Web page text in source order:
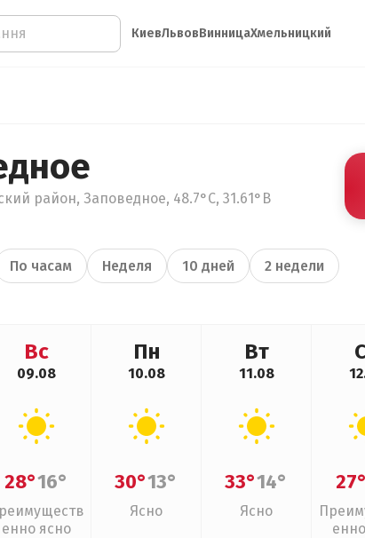
КиевЛьвовВинницаХмельницкий
район, Заповедное, 48.7°С, 31.61°В
По часам Неделя 10 дней 2 недели
Вс
09.08
28°16°
енно ясно
Пн
10.08
30°13°
Ясно
Вт
11.08
33°14°
Ясно
27°